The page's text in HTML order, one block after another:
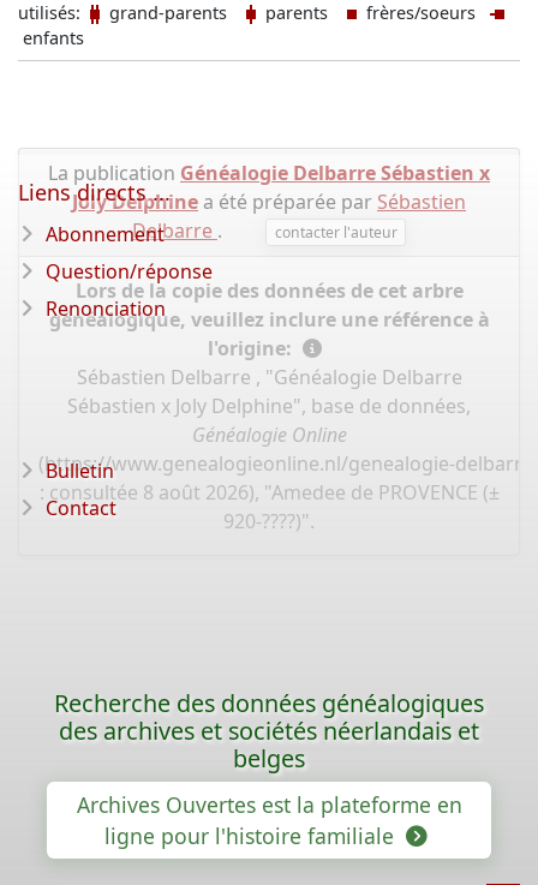
utilisés:
grand-parents parents
frères/soeurs
enfants
La publication Généalogie Delbarre Sébastien x
Joly Delphine a été préparée par Sébastien
Delbarre . contacter l'auteur
Lors de la copie des données de cet arbre
généalogique, veuillez inclure une référence à
l'origine:
Sébastien Delbarre , "Généalogie Delbarre
Sébastien x Joly Delphine", base de données,
Généalogie Online
(https://www.genealogieonline.nl/genealogie-
: consultée 8 août 2026), "Amedee de PROVENCE (±
920-????)".
Liens directs ...
Abonnement
Question/réponse
Renonciation
Bulletin
Contact
Recherche des données généalogiques
des archives et sociétés néerlandais et
belges
Archives Ouvertes est la plateforme en
ligne pour l'histoire familiale